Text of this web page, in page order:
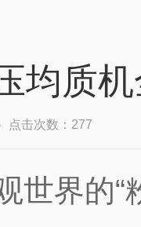
均质
点击次数：277
界的“